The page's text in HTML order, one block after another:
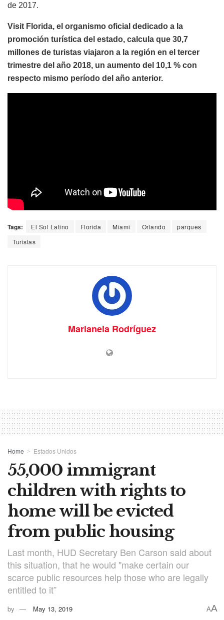
de 2017.
Visit Florida, el organismo oficial dedicado a la
promoción turística del estado, calcula que 30,7
millones de turistas viajaron a la región en el tercer
trimestre del año 2018, un aumento del 10,1 % con
respecto mismo período del año anterior.
Tags: El Sol Latino Florida Miami Orlando
parques
Turistas
Marianela Rodríguez
Home Estados Unidos
55,000 immigrant
children with rights to
home will be evicted
from public housing
Last month, HUD Secretary Ben Carson said about
this situation, that he would "make certain our
scarce public resources help those who are legally
entitled to it”
by May 13, 2019 AA